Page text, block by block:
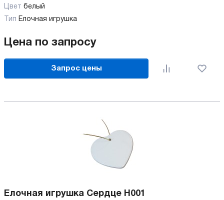
Цвет белый
Тип Елочная игрушка
Цена по запросу
Запрос цены
Елочная игрушка Сердце H001